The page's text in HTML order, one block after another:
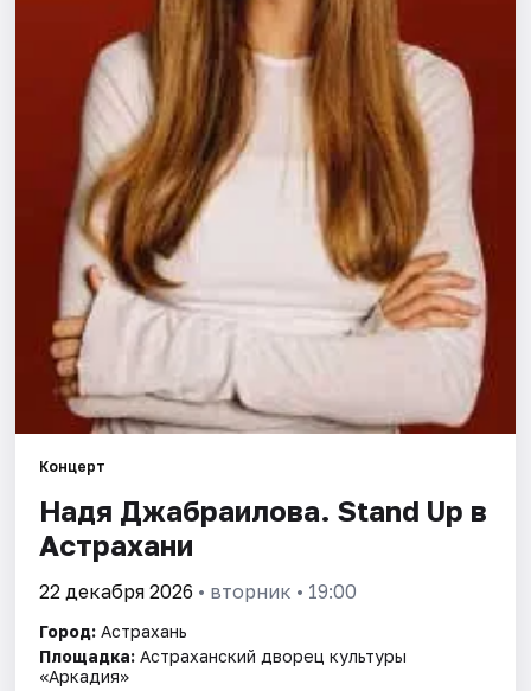
Города
Площадки
Артисты
Рейтинги
Концерт
Надя Джабраилова. Stand Up в
Астрахани
22 декабря 2026 • вторник • 19:00
Город: Астрахань
Площадка: Астраханский дворец культуры
«Аркадия»